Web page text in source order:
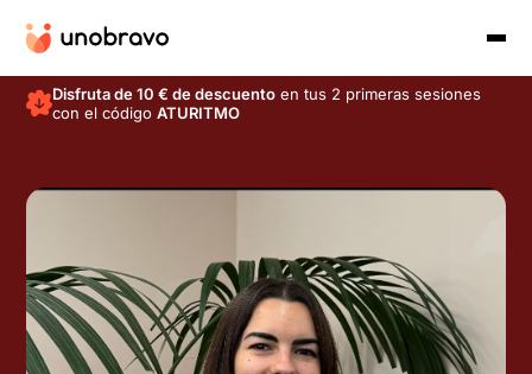
Disfruta de 10 € de descuento en tus 2 primeras sesiones
con el códigoATURITMO